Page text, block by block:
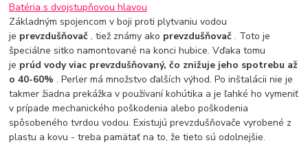
Batéria s dvojstupňovou hlavou
Základným spojencom v boji proti plytvaniu vodou
je prevzdušňovač , tiež známy ako prevzdušňovač . Toto je
špeciálne sitko namontované na konci hubice. Vďaka tomu
je prúd vody viac prevzdušňovaný, čo znižuje jeho spotrebu až
o 40-60% . Perler má množstvo ďalších výhod. Po inštalácii nie je
takmer žiadna prekážka v používaní kohútika a je ľahké ho vymeniť
v prípade mechanického poškodenia alebo poškodenia
spôsobeného tvrdou vodou. Existujú prevzdušňovače vyrobené z
plastu a kovu - treba pamätať na to, že tieto sú odolnejšie.